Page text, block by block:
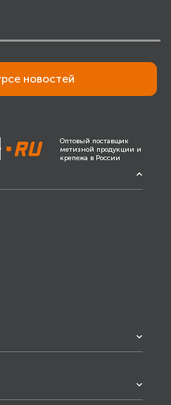
новостей
Оптовый поставщик
метизной продукции и
крепежа в России